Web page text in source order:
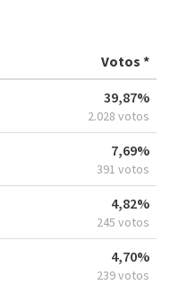
Votos *
39,87%
2.028 votos
7,69%
391 votos
4,82%
245 votos
4,70%
239 votos